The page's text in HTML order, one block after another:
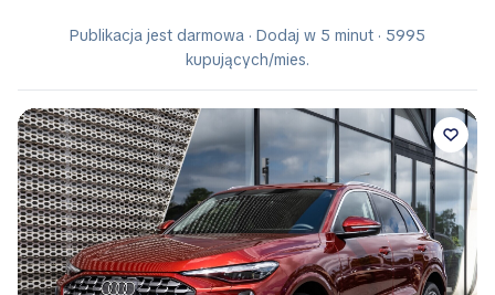
Publikacja jest darmowa · Dodaj w 5 minut · 5995
kupujących/mies.